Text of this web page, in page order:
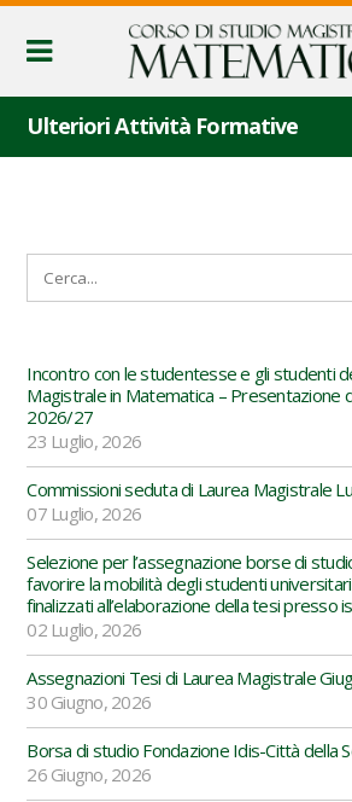
Ulteriori Attività Formative
Incontro con le studentesse e gli studenti
Magistrale in Matematica – Presentazione
2026/27
23 Luglio, 2026
Commissioni seduta di Laurea Magistrale
07 Luglio, 2026
Selezione per l’assegnazione borse di
favorire la mobilità degli studenti
finalizzati all’elaborazione della tesi presso
02 Luglio, 2026
Assegnazioni Tesi di Laurea Magistrale
30 Giugno, 2026
Borsa di studio Fondazione Idis-Città della
26 Giugno, 2026